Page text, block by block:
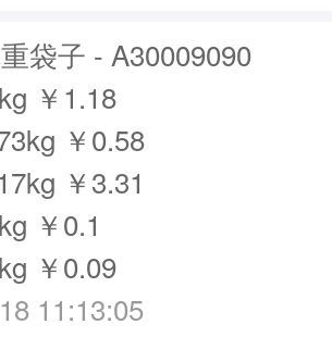
袋子 - A30009090
￥1.18
￥0.58
￥3.31
￥0.1
￥0.09
11:13:05